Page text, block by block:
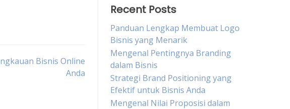
Bisnis Online
Anda
Recent Posts
Panduan Lengkap Membuat Logo
Bisnis yang Menarik
Mengenal Pentingnya Branding
dalam Bisnis
Strategi Brand Positioning yang
Efektif untuk Bisnis Anda
Mengenal Nilai Proposisi dalam